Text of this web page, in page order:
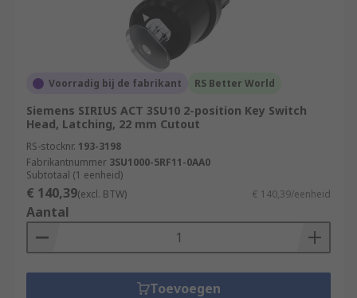
Voorradig bij de fabrikant RS Better World
Siemens SIRIUS ACT 3SU10 2-position Key Switch
Head, Latching, 22 mm Cutout
RS-stocknr. 193-3198
Fabrikantnummer 3SU1000-5RF11-0AA0
Subtotaal (1 eenheid)
€ 140,39(excl. BTW) € 140,39/eenheid
Aantal
Toevoegen